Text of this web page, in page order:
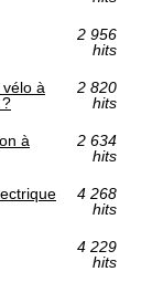
2 956
hits
à
2 820
hits
à
2 634
hits
4 268
hits
4 229
hits